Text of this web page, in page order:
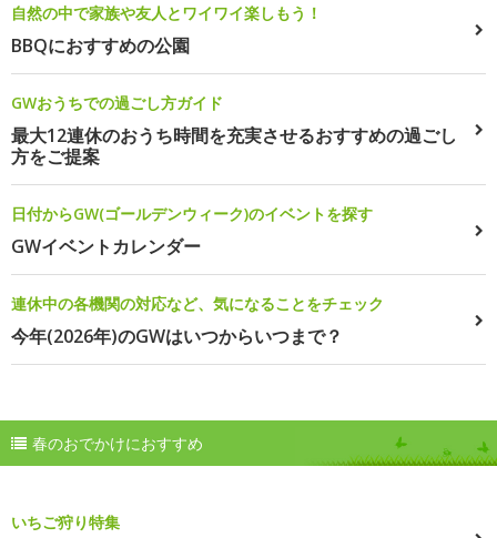
自然の中で家族や友人とワイワイ楽しもう！
BBQにおすすめの公園
GWおうちでの過ごし方ガイド
最大12連休のおうち時間を充実させるおすすめの過ごし
方をご提案
日付からGW(ゴールデンウィーク)のイベントを探す
GWイベントカレンダー
連休中の各機関の対応など、気になることをチェック
今年(2026年)のGWはいつからいつまで？
春のおでかけにおすすめ
いちご狩り特集